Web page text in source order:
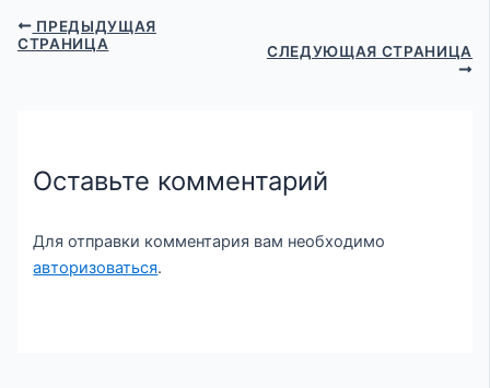
ПРЕДЫДУЩАЯ
СТРАНИЦА
СЛЕДУЮЩАЯ СТРАНИЦА
Оставьте комментарий
Для отправки комментария вам необходимо
авторизоваться.